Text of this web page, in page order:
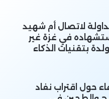
لاتصال أم شهيد
في غزة غير
بتقنيات الذكاء
حول اقتراب نفاد